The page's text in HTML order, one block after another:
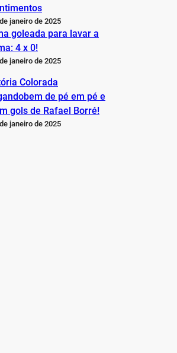
janeiro de 2025
goleada para lavar a
4 x 0!
janeiro de 2025
Colorada
de pé em pé e
gols de Rafael Borré!
janeiro de 2025